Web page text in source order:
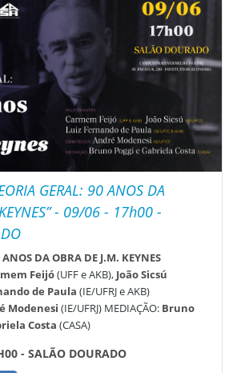
GERAL: 90 ANOS DA
- 09/06 - 17h00 -
DA OBRA DE J.M. KEYNES
Feijó(UFF e AKB),João Sicsú
de Paula (IE/UFRJ e AKB)
Modenesi (IE/UFRJ) MEDIAÇÃO: Bruno
Costa (CASA)
- SALÃO DOURADO